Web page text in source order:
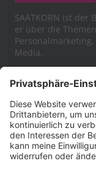
SAATKORN ist der
er über die
Media.
Impressum
Impressum